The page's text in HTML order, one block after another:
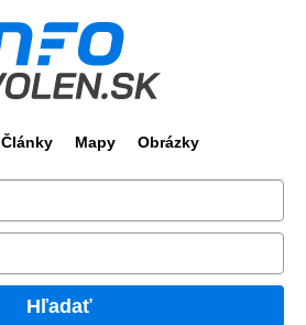
Články Mapy Obrázky
Hľadať